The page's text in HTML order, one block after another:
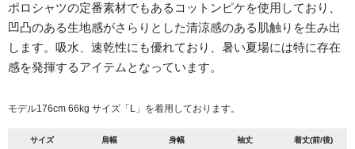
ポロシャツの定番素材でもあるコットンピケを使用しており、
凹凸のある生地感がさらりとした清涼感のある肌触りを生み出
します。吸水、速乾性にも優れており、暑い夏場には特に存在
感を発揮するアイテムとなっています。
モデル176cm 66kg サイズ「L」を着用しております。
サイズ 肩幅 身幅 袖丈 着丈(前/後)